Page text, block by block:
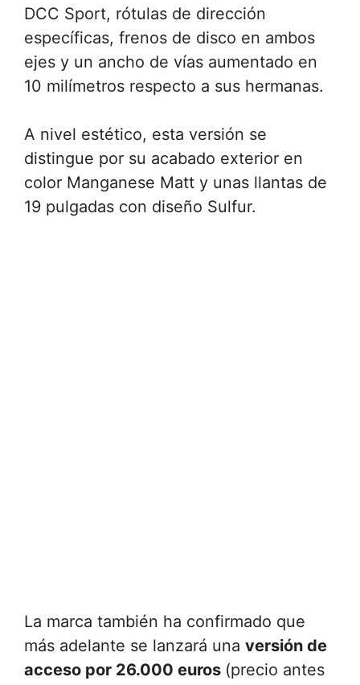
DCC Sport, rótulas de dirección
específicas, frenos de disco en ambos
ejes y un ancho de vías aumentado en
10 milímetros respecto a sus hermanas.
A nivel estético, esta versión se
distingue por su acabado exterior en
color Manganese Matt y unas llantas de
19 pulgadas con diseño Sulfur.
La marca también ha confirmado que
más adelante se lanzará una versión de
acceso por 26.000 euros (precio antes